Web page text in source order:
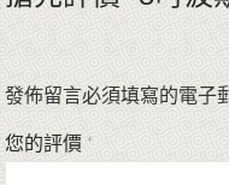
發佈留言必須填寫的電子
您的評價 *